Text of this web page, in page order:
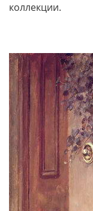
коллекции.